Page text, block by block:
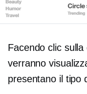
Facendo clic
verranno
presentano il tipo